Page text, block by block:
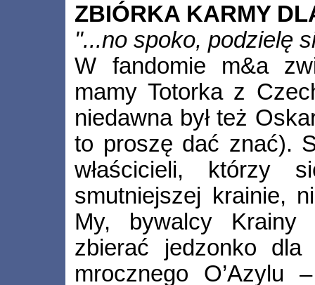
ZBIÓRKA KARMY
"...no spoko, podzielę
W fandomie m&a
mamy Totorka z
niedawna był też
to proszę dać znać).
właścicieli,
smutniejszej krainie,
My, bywalcy Krainy
zbierać jedzonko
mrocznego O’Azylu